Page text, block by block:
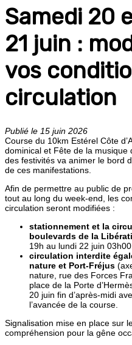
Samedi 20
21 juin :
vos
circulation
Publié le 15 juin 2026
Course du 10km Estérel Côte
dominical et Fête de la
des festivités va animer le bord
de ces manifestations.
Afin de permettre au public de
tout au long du week-end, les
circulation seront modifiées :
stationnement et la
boulevards de la
19h au lundi 22 juin 03h00.
circulation interdite
nature et Port-Fréjus
nature, rue des Forces
place de la Porte
20 juin fin d’après-midi
l’avancée de la course.
Signalisation mise en place sur
compréhension pour la gêne